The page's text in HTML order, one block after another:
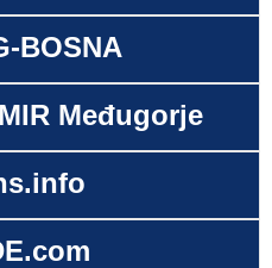
BOSNA
Međugorje